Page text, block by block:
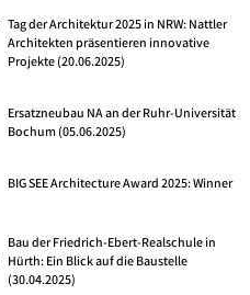
Tag der Architektur 2025 in NRW: Nattler
Architekten präsentieren innovative
Projekte (20.06.2025)
Ersatzneubau NA an der Ruhr-Universität
Bochum (05.06.2025)
BIG SEE Architecture Award 2025: Winner
Bau der Friedrich-Ebert-Realschule in
Hürth: Ein Blick auf die Baustelle
(30.04.2025)